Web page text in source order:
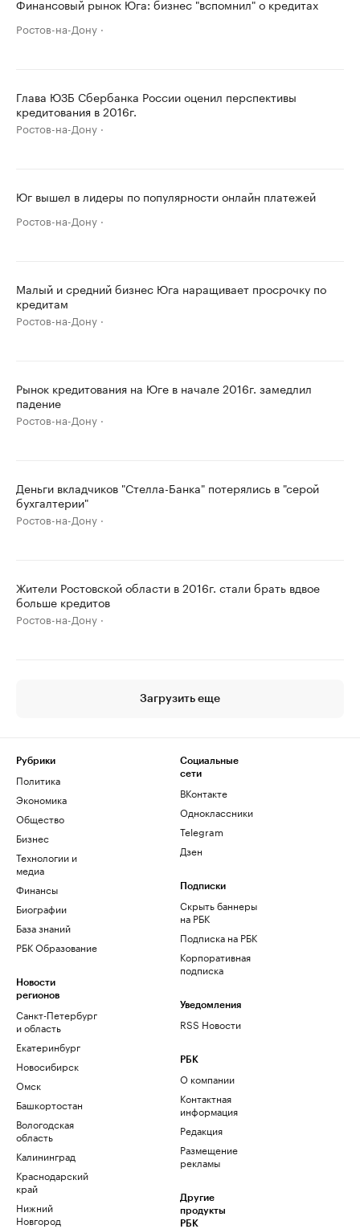
Финансовый рынок Юга: бизнес "вспомнил" о кредитах
Ростов-на-Дону
Глава ЮЗБ Сбербанка России оценил перспективы
кредитования в 2016г.
Ростов-на-Дону
Юг вышел в лидеры по популярности онлайн платежей
Ростов-на-Дону
Малый и средний бизнес Юга наращивает просрочку по
кредитам
Ростов-на-Дону
Рынок кредитования на Юге в начале 2016г. замедлил
падение
Ростов-на-Дону
Деньги вкладчиков "Стелла-Банка" потерялись в "серой
бухгалтерии"
Ростов-на-Дону
Жители Ростовской области в 2016г. стали брать вдвое
больше кредитов
Ростов-на-Дону
Загрузить еще
Рубрики
Политика
Экономика
Общество
Бизнес
Технологии и
медиа
Финансы
Биографии
База знаний
РБК Образование
Новости
регионов
Санкт-Петербург
и область
Екатеринбург
Новосибирск
Омск
Башкортостан
Вологодская
область
Калининград
Краснодарский
край
Нижний
Новгород
Социальные
сети
ВКонтакте
Одноклассники
Telegram
Дзен
Подписки
Скрыть баннеры
на РБК
Подписка на РБК
Корпоративная
подписка
Уведомления
RSS Новости
РБК
О компании
Контактная
информация
Редакция
Размещение
рекламы
Другие
продукты
РБК